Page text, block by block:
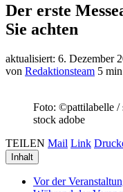
Der erste
Sie achten
aktualisiert: 6. Dezember
von Redaktionsteam 5
Foto: ©pattilabelle /
stock adobe
TEILEN Mail Link
Inhalt
Vor der